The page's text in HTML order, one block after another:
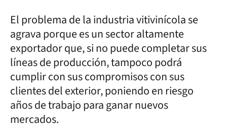
El problema de la industria vitivinícola se
agrava porque es un sector altamente
exportador que, si no puede completar sus
líneas de producción, tampoco podrá
cumplir con sus compromisos con sus
clientes del exterior, poniendo en riesgo
años de trabajo para ganar nuevos
mercados.